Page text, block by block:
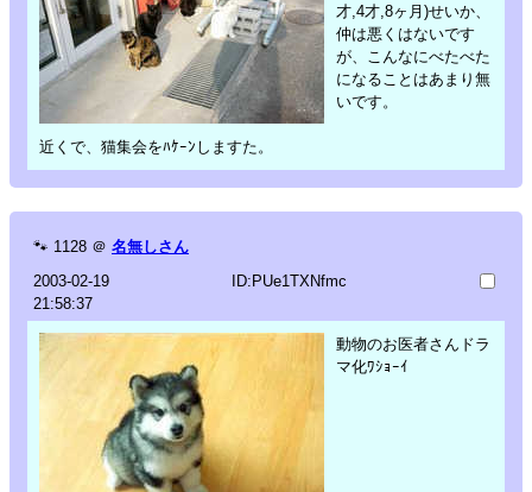
才,4才,8ヶ月)せいか、
仲は悪くはないです
が、こんなにべたべた
になることはあまり無
いです。
近くで、猫集会をﾊｹｰﾝしますた。
🐾 1128 ＠ 名無しさん
2003-02-19
21:58:37
ID:PUe1TXNfmc
動物のお医者さんドラ
マ化ﾜｼｮｰｲ